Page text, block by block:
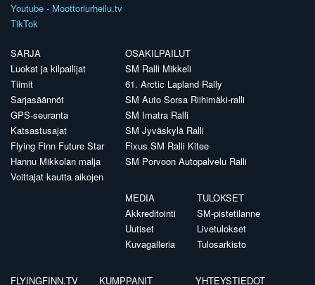
Youtube - Moottoriurheilu.tv
TikTok
SARJA
Luokat ja kilpailijat
Tiimit
Sarjasäännöt
GPS-seuranta
Katsastusajat
Flying Finn Future Star
Hannu Mikkolan malja
Voittajat kautta aikojen
OSAKILPAILUT
SM Ralli Mikkeli
61. Arctic Lapland Rally
SM Auto Sorsa Riihimäki-ralli
SM Imatra Ralli
SM Jyväskylä Ralli
Fixus SM Ralli Kitee
SM Porvoon Autopalvelu Ralli
MEDIA
Akkreditointi
Uutiset
Kuvagalleria
TULOKSET
SM-pistetilanne
Livetulokset
Tulosarkisto
FLYINGFINN.TV
KUMPPANIT
YHTEYSTIEDOT